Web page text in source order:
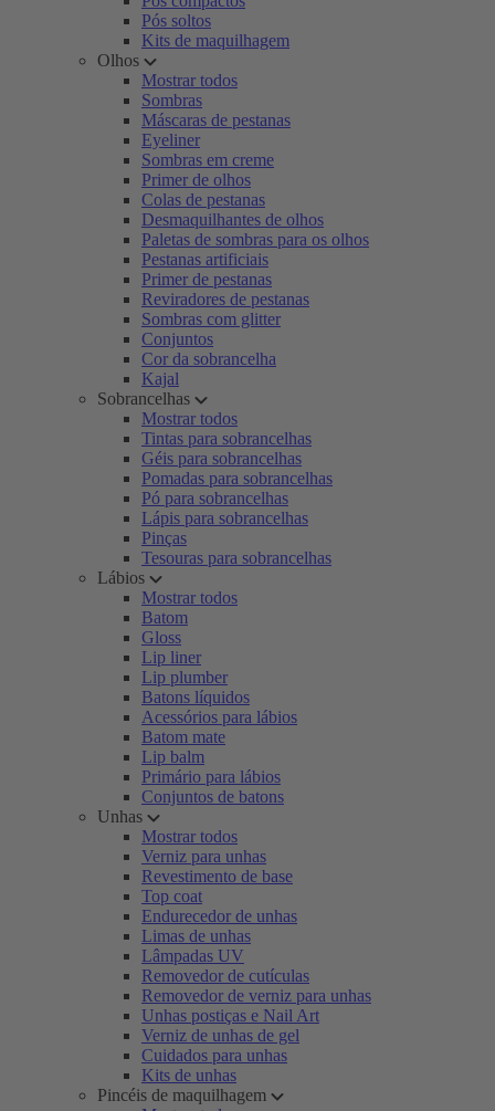
Pós soltos
Kits de maquilhagem
Olhos
Mostrar todos
Sombras
Máscaras de pestanas
Eyeliner
Sombras em creme
Primer de olhos
Colas de pestanas
Desmaquilhantes de olhos
Paletas de sombras para os olhos
Pestanas artificiais
Primer de pestanas
Reviradores de pestanas
Sombras com glitter
Conjuntos
Cor da sobrancelha
Kajal
Sobrancelhas
Mostrar todos
Tintas para sobrancelhas
Géis para sobrancelhas
Pomadas para sobrancelhas
Pó para sobrancelhas
Lápis para sobrancelhas
Pinças
Tesouras para sobrancelhas
Lábios
Mostrar todos
Batom
Gloss
Lip liner
Lip plumber
Batons líquidos
Acessórios para lábios
Batom mate
Lip balm
Primário para lábios
Conjuntos de batons
Unhas
Mostrar todos
Verniz para unhas
Revestimento de base
Top coat
Endurecedor de unhas
Limas de unhas
Lâmpadas UV
Removedor de cutículas
Removedor de verniz para unhas
Unhas postiças e Nail Art
Verniz de unhas de gel
Cuidados para unhas
Kits de unhas
Pincéis de maquilhagem